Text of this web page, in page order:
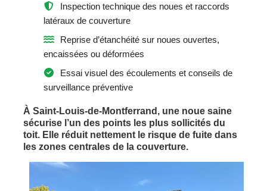
Inspection technique des noues et raccords
latéraux de couverture
Reprise d’étanchéité sur noues ouvertes,
encaissées ou déformées
Essai visuel des écoulements et conseils de
surveillance préventive
À Saint-Louis-de-Montferrand, une noue saine
sécurise l’un des points les plus sollicités du
toit. Elle réduit nettement le risque de fuite dans
les zones centrales de la couverture.